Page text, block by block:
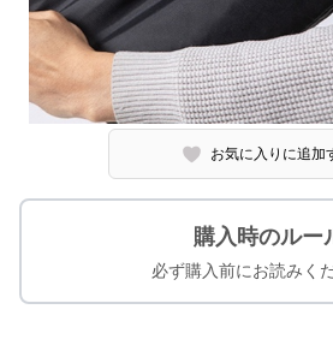
お気に入りに追加
購入時のルー
必ず購入前にお読みく